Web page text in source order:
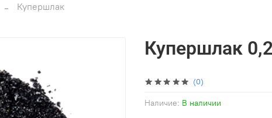
Купершлак
(0)
Наличие: В наличии
Купершлак